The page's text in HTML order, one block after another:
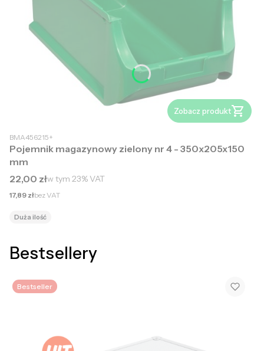
Zobacz produkt
BMA456215+
Pojemnik magazynowy zielony nr 4 - 350x205x150
mm
Cena brutto
22,00 złw tym 23%VAT
Cena netto
17,89 złbez VAT
Duża ilość
Bestsellery
Bestseller